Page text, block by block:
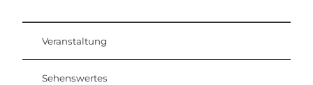
Veranstaltung
Sehenswertes